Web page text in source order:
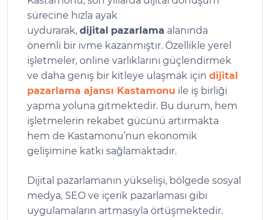
sürecine hızla ayak
uydurarak, dijital pazarlama alanında
önemli bir ivme kazanmıştır. Özellikle yerel
işletmeler, online varlıklarını güçlendirmek
ve daha geniş bir kitleye ulaşmak için dijital
pazarlama ajansı Kastamonu ile iş birliği
yapma yoluna gitmektedir. Bu durum, hem
işletmelerin rekabet gücünü artırmakta
hem de Kastamonu’nun ekonomik
gelişimine katkı sağlamaktadır.
Dijital pazarlamanın yükselişi, bölgede sosyal
medya, SEO ve içerik pazarlaması gibi
uygulamaların artmasıyla örtüşmektedir.